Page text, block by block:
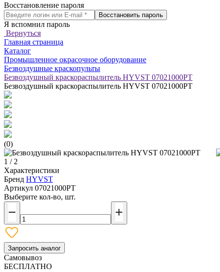
Восстановление пароля
Восстановить пароль
Я вспомнил пароль
Вернуться
Главная страница
Каталог
Промышленное окрасочное оборудование
Безвоздушные краскопульты
Безвоздушный краскораспылитель HYVST 07021000PT
Безвоздушный краскораспылитель HYVST 07021000PT
(0)
1 / 2
Характеристики
Бренд HYVST
Артикул 07021000PT
Выберите кол-во, шт.
Запросить аналог
Самовывоз
БЕСПЛАТНО